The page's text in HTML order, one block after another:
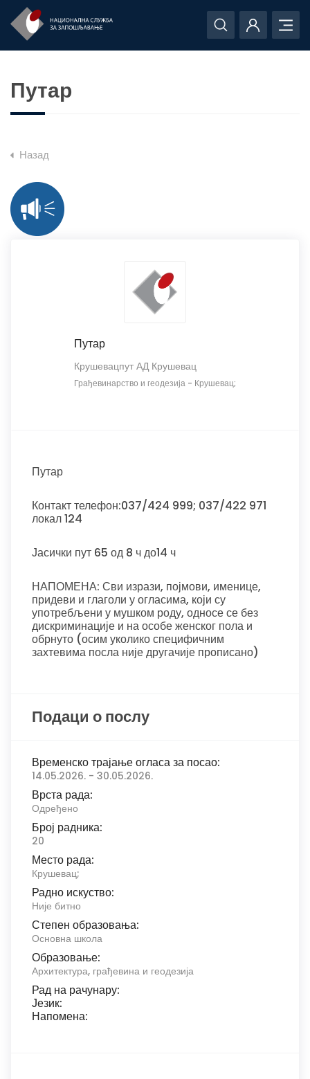
Путар
Назад
Путар
Крушевацпут АД Крушевац
Грађевинарство и геодезија - Крушевац;
Путар
Контакт телефон:037/424 999; 037/422 971
локал 124
Јасички пут 65 од 8 ч до14 ч
НАПОМЕНА: Сви изрази, појмови, именице,
придеви и глаголи у огласима, који су
употребљени у мушком роду, односе се без
дискриминације и на особе женског пола и
обрнуто (осим уколико специфичним
захтевима посла није другачије прописано)
Подаци о послу
Временско трајање огласа за посао:
14.05.2026. - 30.05.2026.
Врста рада:
Одређено
Број радника:
20
Место рада:
Крушевац;
Радно искуство:
Није битно
Степен образовања:
Основна школа
Образовање:
Архитектура, грађевина и геодезија
Рад на рачунару:
Језик:
Напомена: